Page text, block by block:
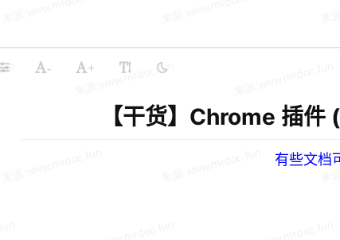
- +
【干货】Chrome 插
有些文档